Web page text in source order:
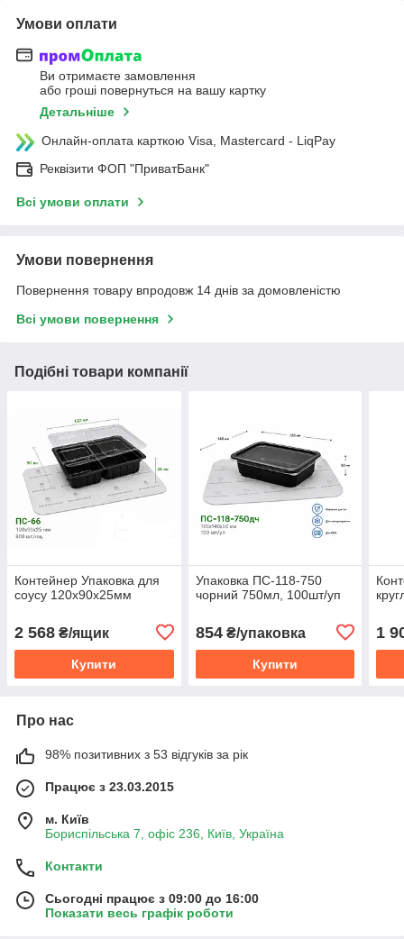
Умови оплати
Ви отримаєте замовлення
або гроші повернуться на вашу картку
Детальніше
Онлайн-оплата карткою Visa, Mastercard - LiqPay
Реквізити ФОП "ПриватБанк"
Всі умови оплати
Умови повернення
Повернення товару впродовж 14 днів за домовленістю
Всі умови повернення
Подібні товари компанії
Контейнер Упаковка для
соусу 120х90х25мм
2 568 ₴/ящик
Купити
Упаковка ПС-118-750
чорний 750мл, 100шт/уп
854₴/упаковка
Купити
1
Про нас
98% позитивних з 53 відгуків за рік
Працює з 23.03.2015
м. Київ
Бориспільська 7, офіс 236, Київ, Україна
Контакти
Сьогодні працює з 09:00 до 16:00
Показати весь графік роботи